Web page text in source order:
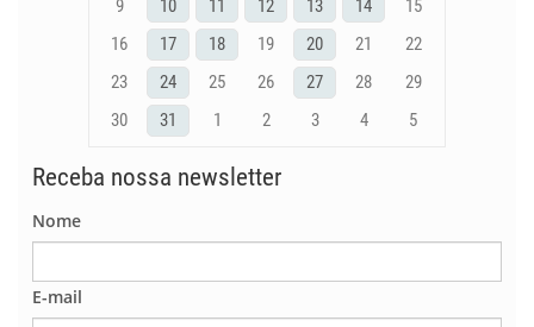
9
10 11 12 13 14
15
16
17 18 19 20 21
22
23
24 25 26 27 28
29
30
31 1 2 3 4 5
Receba nossa newsletter
Nome
E-mail